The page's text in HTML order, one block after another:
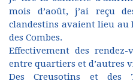
mois d’août, j’ai reçu
clandestins avaient lieu au
des Combes.
Effectivement des
entre quartiers et d’autres
Des Creusotins et des